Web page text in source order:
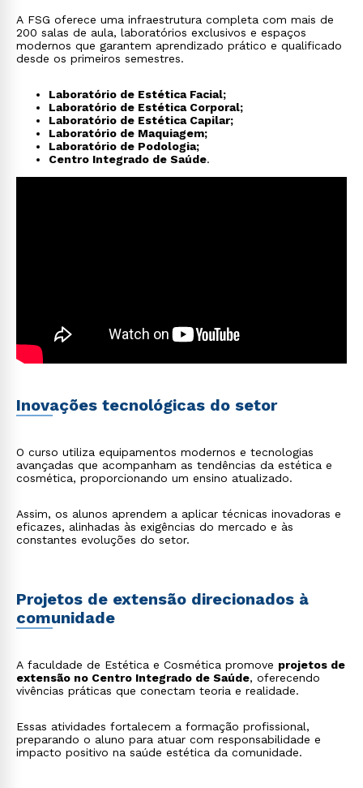
A FSG oferece uma infraestrutura completa com mais de
200 salas de aula, laboratórios exclusivos e espaços
modernos que garantem aprendizado prático e qualificado
desde os primeiros semestres.
Laboratório de Estética Facial;
Laboratório de Estética Corporal;
Laboratório de Estética Capilar;
Laboratório de Maquiagem;
Laboratório de Podologia;
Centro Integrado de Saúde.
Inovações tecnológicas do setor
O curso utiliza equipamentos modernos e tecnologias
avançadas que acompanham as tendências da estética e
cosmética, proporcionando um ensino atualizado.
Assim, os alunos aprendem a aplicar técnicas inovadoras e
eficazes, alinhadas às exigências do mercado e às
constantes evoluções do setor.
Projetos de extensão direcionados à
comunidade
A faculdade de Estética e Cosmética promove projetos de
extensão no Centro Integrado de Saúde, oferecendo
vivências práticas que conectam teoria e realidade.
Essas atividades fortalecem a formação profissional,
preparando o aluno para atuar com responsabilidade e
impacto positivo na saúde estética da comunidade.